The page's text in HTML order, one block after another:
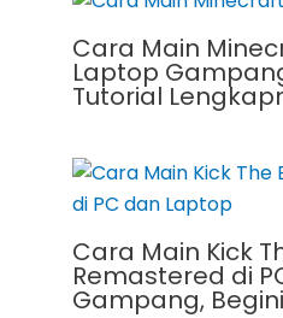
Cara Main
Laptop
Tutorial
Cara Main Kick
Remastered di
Gampang,